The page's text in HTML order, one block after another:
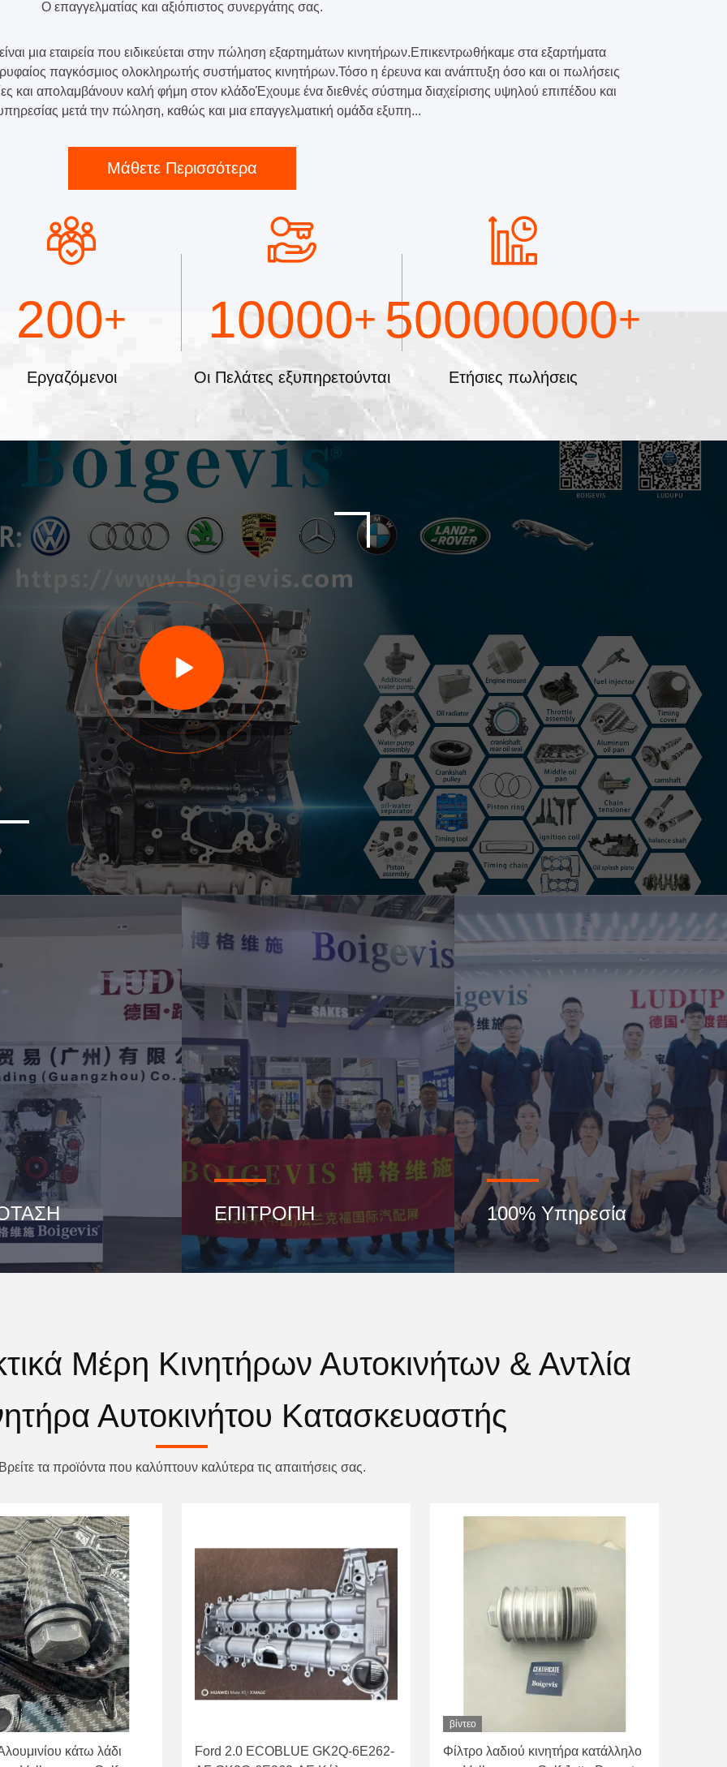
Ο επαγγελματίας και αξιόπιστος συνεργάτης σας.
μια εταιρεία που ειδικεύεται στην πώληση εξαρτημάτων κινητήρων.Επικεντρωθήκαμε στα εξαρτήματα
παγκόσμιος ολοκληρωτής συστήματος κινητήρων.Τόσο η έρευνα και ανάπτυξη όσο και οι πωλήσεις
και απολαμβάνουν καλή φήμη στον κλάδοΈχουμε ένα διεθνές σύστημα διαχείρισης υψηλού επιπέδου και
μετά την πώληση, καθώς και μια επαγγελματική ομάδα εξυπη...
Μάθετε Περισσότερα
200+
Εργαζόμενοι
10000+
Οι Πελάτες εξυπηρετούνται
50000000+
Ετήσιες πωλήσεις
ΕΠΙΤΡΟΠΗ 100% Υπηρεσία
Μέρη Κινητήρων Αυτοκινήτων & Αντλία
Αυτοκινήτου Κατασκευαστής
Βρείτε τα προϊόντα που καλύπτουν καλύτερα τις απαιτήσεις σας.
κάτω λάδι
Ford 2.0 ECOBLUE GK2Q-6E262-
βίντεο
Φίλτρο λαδιού κινητήρα κατάλληλο